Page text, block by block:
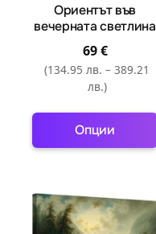
be
on
the
Ориентът във
вечерната светлина
69€
(134.95 лв. – 389.21
лв.)
Опции
has
multiple